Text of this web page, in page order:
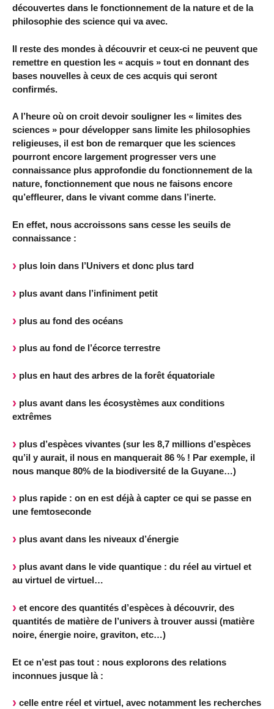
découvertes dans le fonctionnement de la nature et de la
philosophie des science qui va avec.
Il reste des mondes à découvrir et ceux-ci ne peuvent que
remettre en question les « acquis » tout en donnant des
bases nouvelles à ceux de ces acquis qui seront
confirmés.
A l’heure où on croit devoir souligner les « limites des
sciences » pour développer sans limite les philosophies
religieuses, il est bon de remarquer que les sciences
pourront encore largement progresser vers une
connaissance plus approfondie du fonctionnement de la
nature, fonctionnement que nous ne faisons encore
qu’effleurer, dans le vivant comme dans l’inerte.
En effet, nous accroissons sans cesse les seuils de
connaissance :
plus loin dans l’Univers et donc plus tard
plus avant dans l’infiniment petit
plus au fond des océans
plus au fond de l’écorce terrestre
plus en haut des arbres de la forêt équatoriale
plus avant dans les écosystèmes aux conditions
extrêmes
plus d’espèces vivantes (sur les 8,7 millions d’espèces
qu’il y aurait, il nous en manquerait 86 % ! Par exemple, il
nous manque 80% de la biodiversité de la Guyane…)
plus rapide : on en est déjà à capter ce qui se passe en
une femtoseconde
plus avant dans les niveaux d’énergie
plus avant dans le vide quantique : du réel au virtuel et
au virtuel de virtuel…
et encore des quantités d’espèces à découvrir, des
quantités de matière de l’univers à trouver aussi (matière
noire, énergie noire, graviton, etc…)
Et ce n’est pas tout : nous explorons des relations
inconnues jusque là :
celle entre réel et virtuel, avec notamment les recherches